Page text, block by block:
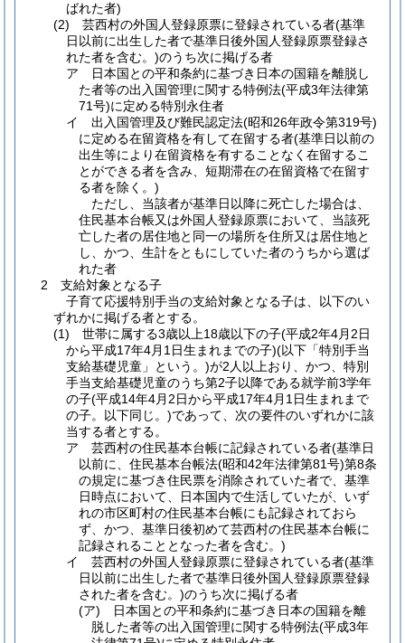
ばれた者)
(2) 芸西村の外国人登録原票に登録されている者(基準
日以前に出生した者で基準日後外国人登録原票登録さ
れた者を含む。)のうち次に掲げる者
ア 日本国との平和条約に基づき日本の国籍を離脱し
た者等の出入国管理に関する特例法(平成3年法律第
71号)に定める特別永住者
イ 出入国管理及び難民認定法(昭和26年政令第319号)
に定める在留資格を有して在留する者(基準日以前の
出生等により在留資格を有することなく在留するこ
とができる者を含み、短期滞在の在留資格で在留す
る者を除く。)
ただし、当該者が基準日以降に死亡した場合は、
住民基本台帳又は外国人登録原票において、当該死
亡した者の居住地と同一の場所を住所又は居住地と
し、かつ、生計をともにしていた者のうちから選ば
れた者
2 支給対象となる子
子育て応援特別手当の支給対象となる子は、以下のい
ずれかに掲げる者とする。
(1) 世帯に属する3歳以上18歳以下の子(平成2年4月2日
から平成17年4月1日生まれまでの子)(以下「特別手当
支給基礎児童」という。)が2人以上おり、かつ、特別
手当支給基礎児童のうち第2子以降である就学前3学年
の子(平成14年4月2日から平成17年4月1日生まれまで
の子。以下同じ。)であって、次の要件のいずれかに該
当する者とする。
ア 芸西村の住民基本台帳に記録されている者(基準日
以前に、住民基本台帳法(昭和42年法律第81号)第8条
の規定に基づき住民票を消除されていた者で、基準
日時点において、日本国内で生活していたが、いず
れの市区町村の住民基本台帳にも記録されておら
ず、かつ、基準日後初めて芸西村の住民基本台帳に
記録されることとなった者を含む。)
イ 芸西村の外国人登録原票に登録されている者(基準
日以前に出生した者で基準日後外国人登録原票登録
された者を含む。)のうち次に掲げる者
(ア) 日本国との平和条約に基づき日本の国籍を離
脱した者等の出入国管理に関する特例法(平成3年